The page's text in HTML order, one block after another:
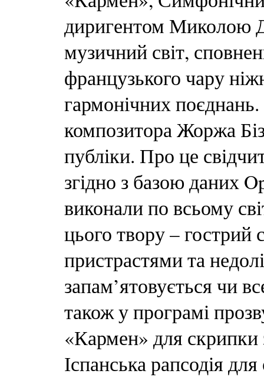
диригентом Миколою
музичний світ,
французького чару
гармонічних
композитора Жоржа
публіки. Про це
згідно з базою даних
виконали по всьому
цього твору – гострий
пристрастями та
запам’ятовується чи
також у програмі
«Кармен» для скрипки
Іспанська рапсодія